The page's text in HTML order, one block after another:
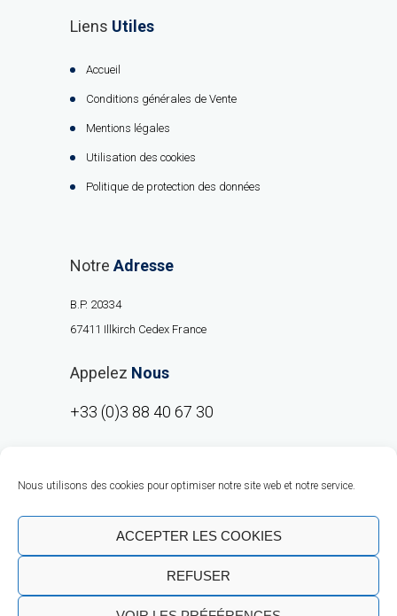
Nous utilisons des cookies pour optimiser notre site web et notre service.
ACCEPTER LES COOKIES
REFUSER
Liens Utiles
Accueil
Conditions générales de Vente
Mentions légales
Utilisation des cookies
Politique de protection des données
Notre Adresse
B.P. 20334
67411 Illkirch Cedex France
Appelez Nous
+33 (0)3 88 40 67 30
Copyright © RMO Europe 2020 |Talent